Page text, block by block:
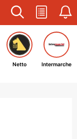
Netto Intermarche